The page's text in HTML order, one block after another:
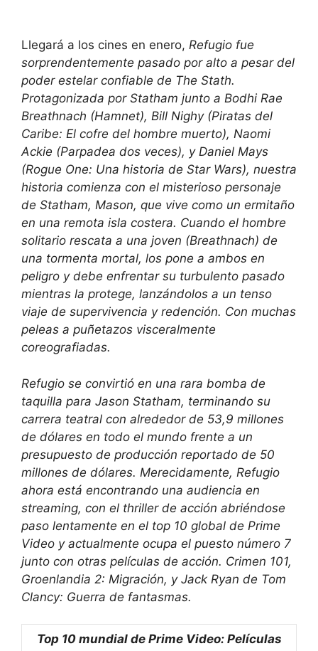
Llegará a los cines en enero, Refugio fue
sorprendentemente pasado por alto a pesar del
poder estelar confiable de The Stath.
Protagonizada por Statham junto a Bodhi Rae
Breathnach (Hamnet), Bill Nighy (Piratas del
Caribe: El cofre del hombre muerto), Naomi
Ackie (Parpadea dos veces), y Daniel Mays
(Rogue One: Una historia de Star Wars), nuestra
historia comienza con el misterioso personaje
de Statham, Mason, que vive como un ermitaño
en una remota isla costera. Cuando el hombre
solitario rescata a una joven (Breathnach) de
una tormenta mortal, los pone a ambos en
peligro y debe enfrentar su turbulento pasado
mientras la protege, lanzándolos a un tenso
viaje de supervivencia y redención. Con muchas
peleas a puñetazos visceralmente
coreografiadas.
Refugio se convirtió en una rara bomba de
taquilla para Jason Statham, terminando su
carrera teatral con alrededor de 53,9 millones
de dólares en todo el mundo frente a un
presupuesto de producción reportado de 50
millones de dólares. Merecidamente, Refugio
ahora está encontrando una audiencia en
streaming, con el thriller de acción abriéndose
paso lentamente en el top 10 global de Prime
Video y actualmente ocupa el puesto número 7
junto con otras películas de acción. Crimen 101,
Groenlandia 2: Migración, y Jack Ryan de Tom
Clancy: Guerra de fantasmas.
Top 10 mundial de Prime Video: Películas